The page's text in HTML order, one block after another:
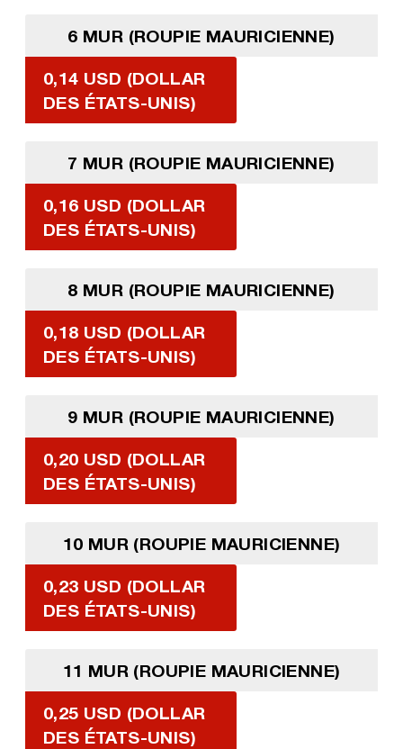
6 MUR (ROUPIE MAURICIENNE)
0,14 USD (DOLLAR
DES ÉTATS-UNIS)
7 MUR (ROUPIE MAURICIENNE)
0,16 USD (DOLLAR
DES ÉTATS-UNIS)
8 MUR (ROUPIE MAURICIENNE)
0,18 USD (DOLLAR
DES ÉTATS-UNIS)
9 MUR (ROUPIE MAURICIENNE)
0,20 USD (DOLLAR
DES ÉTATS-UNIS)
10 MUR (ROUPIE MAURICIENNE)
0,23 USD (DOLLAR
DES ÉTATS-UNIS)
11 MUR (ROUPIE MAURICIENNE)
0,25 USD (DOLLAR
DES ÉTATS-UNIS)